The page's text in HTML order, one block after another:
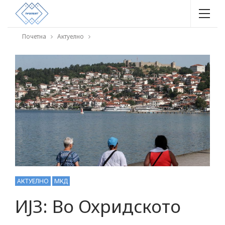
Почетна Актуелно
АКТУЕЛНО МКД
ИЈЗ: Во Охридското